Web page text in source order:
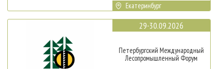
Екатеринбург
29-30.09.2026
Петербургский Международный
Лесопромышленный Форум